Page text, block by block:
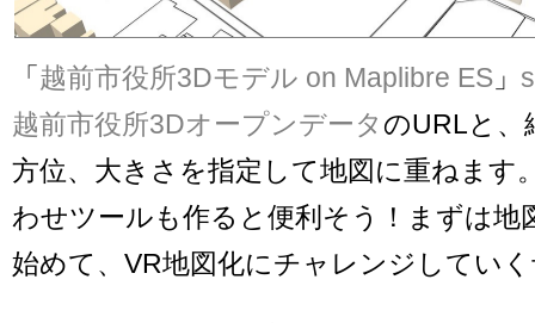
「越前市役所3Dモデル on Maplibre ES 」
越前市役所3Dオープンデータ のURLと、
方位、大きさを指定して地図に重ねます
わせツールも作ると便利そう！まずは地
始めて、VR地図化にチャレンジしてい